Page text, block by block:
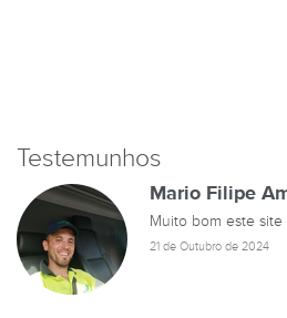
Testemunhos
Mario Filipe
Muito bom este
21 de Outubro de 2024